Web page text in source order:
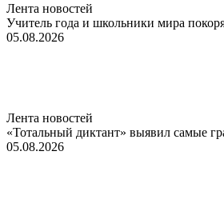
Лента новостей
Учитель года и школьники мира
05.08.2026
Лента новостей
«Тотальный диктант» выявил самые
05.08.2026